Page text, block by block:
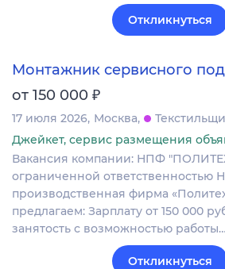
Откликнуться
Монтажник сервисного
от 150 000 ₽
17 июля 2026 Москва
Джейкет, сервис размещения
Вакансия компании: НПФ
ограниченной ответственностью
производственная фирма
предлагаем: Зарплату от 150 000
занятость с возможностью работы…
Откликнуться